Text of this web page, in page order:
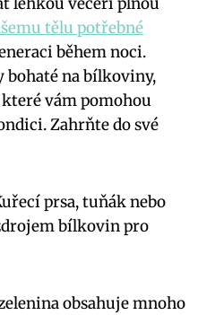
tělu potřebné
během noci.
na bílkoviny,
vám pomohou
Zahrňte do své
prsa, tuňák nebo
bílkovin pro
obsahuje mnoho